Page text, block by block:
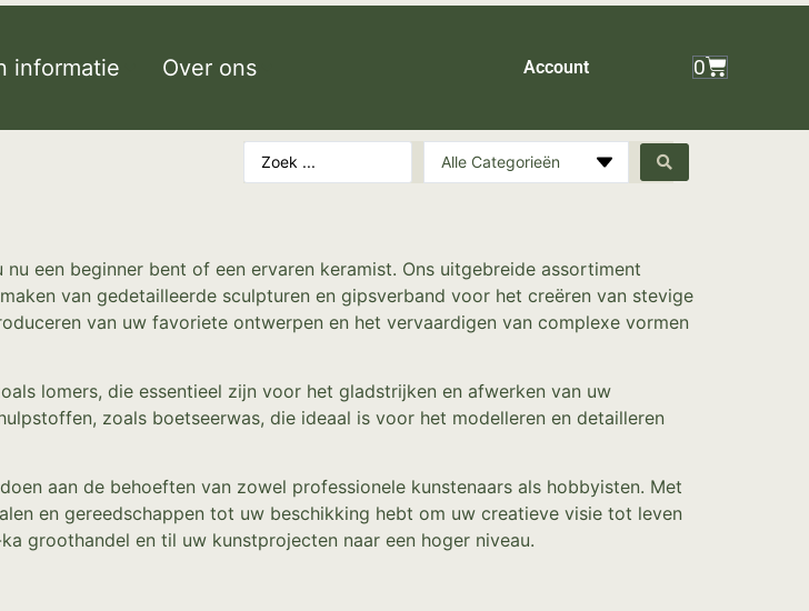
informatie Over ons Account 0
Alle Categorieën
een beginner bent of een ervaren keramist. Ons uitgebreide assortiment
van gedetailleerde sculpturen en gipsverband voor het creëren van stevige
van uw favoriete ontwerpen en het vervaardigen van complexe vormen
lomers, die essentieel zijn voor het gladstrijken en afwerken van uw
zoals boetseerwas, die ideaal is voor het modelleren en detailleren
aan de behoeften van zowel professionele kunstenaars als hobbyisten. Met
en gereedschappen tot uw beschikking hebt om uw creatieve visie tot leven
groothandel en til uw kunstprojecten naar een hoger niveau.